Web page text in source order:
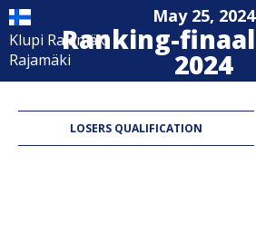
Klupi Rajamäki
Rajamäki
May 25, 2024
ranking-finaali kevät
2024
LOSERS QUALIFICATION